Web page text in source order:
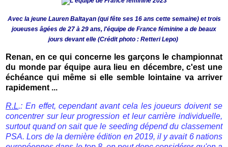
Avec la jeune Lauren Baltayan (qui fête ses 16 ans cette semaine) et trois
joueuses âgées de 27 à 29 ans, l'équipe de France féminine a de beaux
jours devant elle (Crédit photo : Retteri Lepo)
Renan, en ce qui concerne les garçons le championnat
du monde par équipe aura lieu en décembre, c'est une
échéance qui même si elle semble lointaine va arriver
rapidement ...
R.L.: En effet, cependant avant cela les joueurs doivent se
concentrer sur leur progression et leur carrière individuelle,
surtout quand on sait que le seeding dépend du classement
PSA. Lors de la dernière édition en 2019, il y avait 6 nations